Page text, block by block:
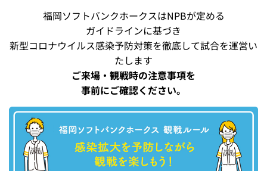
福岡ソフトバンクホークスはNPBが定める
ガイドラインに基づき
新型コロナウイルス感染予防対策を徹底して試合を運営い
たします
ご来場・観戦時の注意事項を
事前にご確認ください。